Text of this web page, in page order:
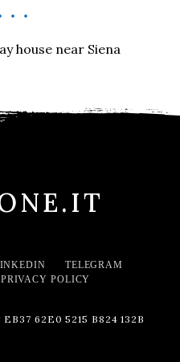
house near Siena
TELEGRAM
PRIVACY POLICY
62E0 5215 B824 132B